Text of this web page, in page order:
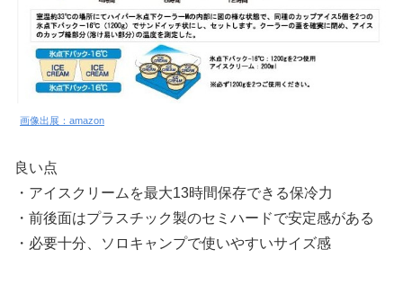
画像出展：amazon
良い点
・アイスクリームを最大13時間保存できる保冷力
・前後面はプラスチック製のセミハードで安定感がある
・必要十分、ソロキャンプで使いやすいサイズ感